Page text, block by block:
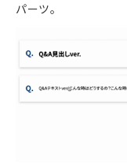
パーツ。